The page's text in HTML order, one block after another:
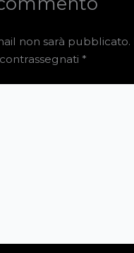
non sarà pubblicato.
*